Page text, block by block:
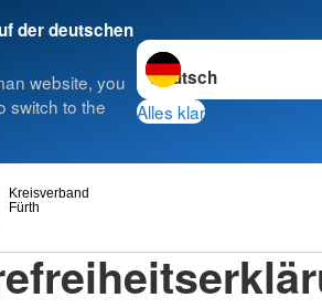
der deutschen
website, you
switch to the
Sprache wechseln zu
Alles klar
Fürth
Kreisverband